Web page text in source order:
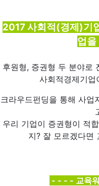
2017 사회적(경제)기
업을
후원형, 증권형 두 분야로
사회적경제기업
크라우드펀딩을 통해 사업
우리 기업이 증권형이 적
지? 잘 모르겠다면
- - - - 교육